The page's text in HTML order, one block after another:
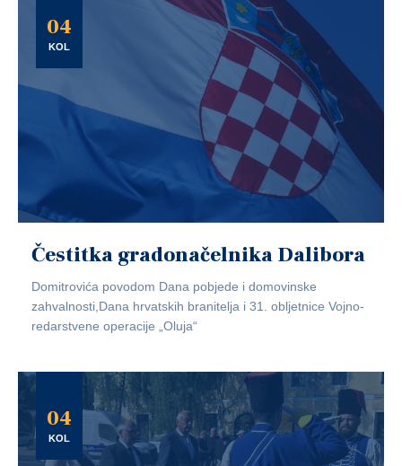
04
KOL
Čestitka gradonačelnika Dalibora
Domitrovića povodom Dana pobjede i domovinske
zahvalnosti,Dana hrvatskih branitelja i 31. obljetnice Vojno-
redarstvene operacije „Oluja“
04
KOL